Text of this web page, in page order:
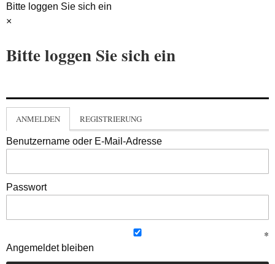
Bitte loggen Sie sich ein
×
Bitte loggen Sie sich ein
ANMELDEN REGISTRIERUNG
Benutzername oder E-Mail-Adresse
Passwort
Angemeldet bleiben